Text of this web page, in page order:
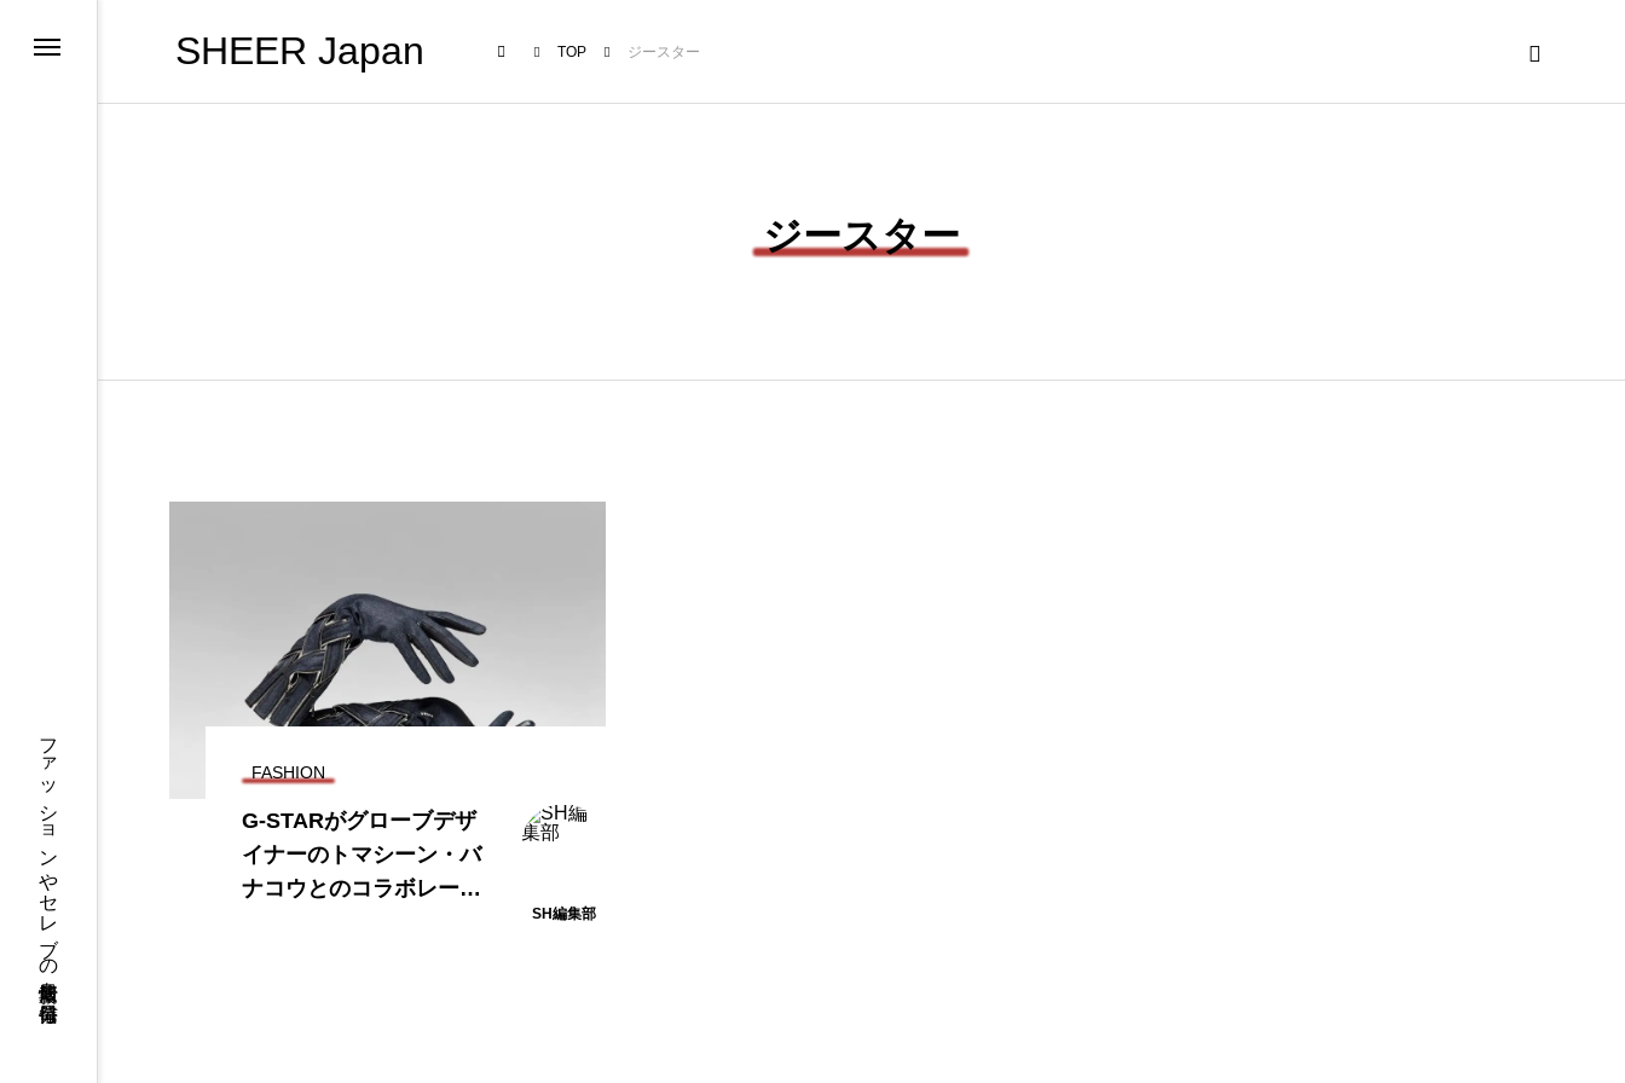
ファッションやセレブの最新情報を毎日発信
SHEER Japan TOP ジースター
ジースター
FASHION
G-STARがグローブデザ
イナーのトマシーン・バ
ナコウとのコラボレーシ
SH編集部